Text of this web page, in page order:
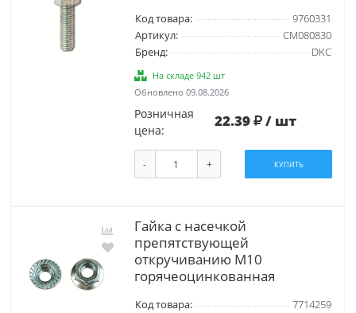
Код товара:
9760331
Артикул:
CM080830
Бренд:
DKC
На складе 942 шт
Обновлено 09.08.2026
Розничная
цена:
22.39 / шт
- + КУПИТЬ
Гайка с насечкой
препятствующей
откручиванию М10
горячеоцинкованная
Код товара:
7714259